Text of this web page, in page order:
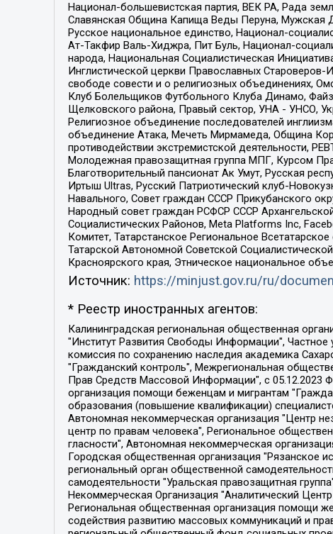
Национал-большевистская партия, ВЕК РА, Рада
Славянская Община Капища Веды Перуна, Мужская
Русское национальное единство, Национал-
Ат-Такфир Валь-Хиджра, Пит Буль, Национал-
народа, Национальная Социалистическая
Инглистической церкви Православных
свободе совести и о религиозных объединениях,
Клуб Болельщиков Футбольного Клуба Динамо,
Щелковского района, Правый сектор, УНА - УНСО,
Религиозное объединение последователей
объединение Атака, Мечеть Мирмамеда, Община
противодействии экстремистской деятельности,
Молодежная правозащитная группа МПГ, Курсом
Благотворительный пансионат Ак Умут, Русская
Иртыш Ultras, Русский Патриотический клуб-
Навального, Совет граждан СССР Прикубанского
Народный совет граждан РСФСР СССР
Социалистических Районов, Meta Platforms Inc,
Комитет, Татарстанское Региональное
Татарской Автономной Советской
Красноярского края, Этническое национальное
Источник: https://minjust.gov.ru/ru/
* Реестр иностранных агентов:
Калининградская региональная общественная организация "Экозащита!-Женсовет", Фонд содействия защите прав и свобод граждан "Общественный вердикт", Фонд "Институт Развития Свободы Информации", Частное учреждение "Информационное агентство МЕМО. РУ", Региональная общественная организация "Общественная комиссия по сохранению наследия академика Сахарова", Фонд поддержки свободы прессы, Санкт-Петербургская общественная правозащитная организация "Гражданский контроль", Межрегиональная общественная организация "Информационно-просветительский центр "Мемориал", Региональный Фонд "Центр Защиты Прав Средств Массовой Информации", с 05.12.2023 Фонд "Центр Защиты Прав Средств массовой информации", Региональная общественная благотворительная организация помощи беженцам и мигрантам "Гражданское содействие", Негосударственное образовательное учреждение дополнительного профессионального образования (повышение квалификации) специалистов "АКАДЕМИЯ ПО ПРАВАМ ЧЕЛОВЕКА", Свердловская региональная общественная организация "Сутяжник", Автономная некоммерческая организация "Центр независимых социологических исследований", Союз общественных объединений "Российский исследовательский центр по правам человека", Региональное общественное учреждение научно-информационный центр "МЕМОРИАЛ", Некоммерческая организация "Фонд защиты гласности", Автономная некоммерческая организация "Институт прав человека", Городская общественная организация "Екатеринбургское общество "МЕМОРИАЛ", Городская общественная организация "Рязанское историко-просветительское и правозащитное общество "Мемориал" (Рязанский Мемориал), Челябинский региональный орган общественной самодеятельности – женское общественное объединение "Женщины Евразии", Челябинский региональный орган общественной самодеятельности "Уральская правозащитная группа", Фонд содействия защите здоровья и социальной справедливости имени Андрея Рылькова, Автономная Некоммерческая Организация "Аналитический Центр Юрия Левады", Автономная некоммерческая организация социальной поддержки населения "Проект Апрель", Региональная общественная организация помощи женщинам и детям, находящимся в кризисной ситуации "Информационно-методический центр "Анна", Фонд содействия развитию массовых коммуникаций и правовому просвещению "Так-так-Так", Фонд содействия устойчивому развитию "Серебряная тайга", Свердловский региональный общественный фонд социальных проектов "Новое время", "Idel.Реалии", Кавказ.Реалии, Крым.Реалии, Телеканал Настоящее Время, Татаро-башкирская служба Радио Свобода (Azatliq Radiosi), Радио Свободная Европа/Радио Свобода (PCE/PC), "Сибирь.Реалии", "Фактограф", Благотворительный фонд помощи осужденным и их семьям, Автономная некоммерческая организация "Институт глобализации и социальных движений", Фонд "В защиту прав заключенных", Частное учреждение "Центр поддержки и содействия развитию средств массовой информации", Пензенский региональный общественный благотворительный фонд "Гражданский союз", "Север.Реалии", Некоммерческая организация Фонд "Правовая инициатива", Общество с ограниченной ответственностью "Радио Свободная Европа/